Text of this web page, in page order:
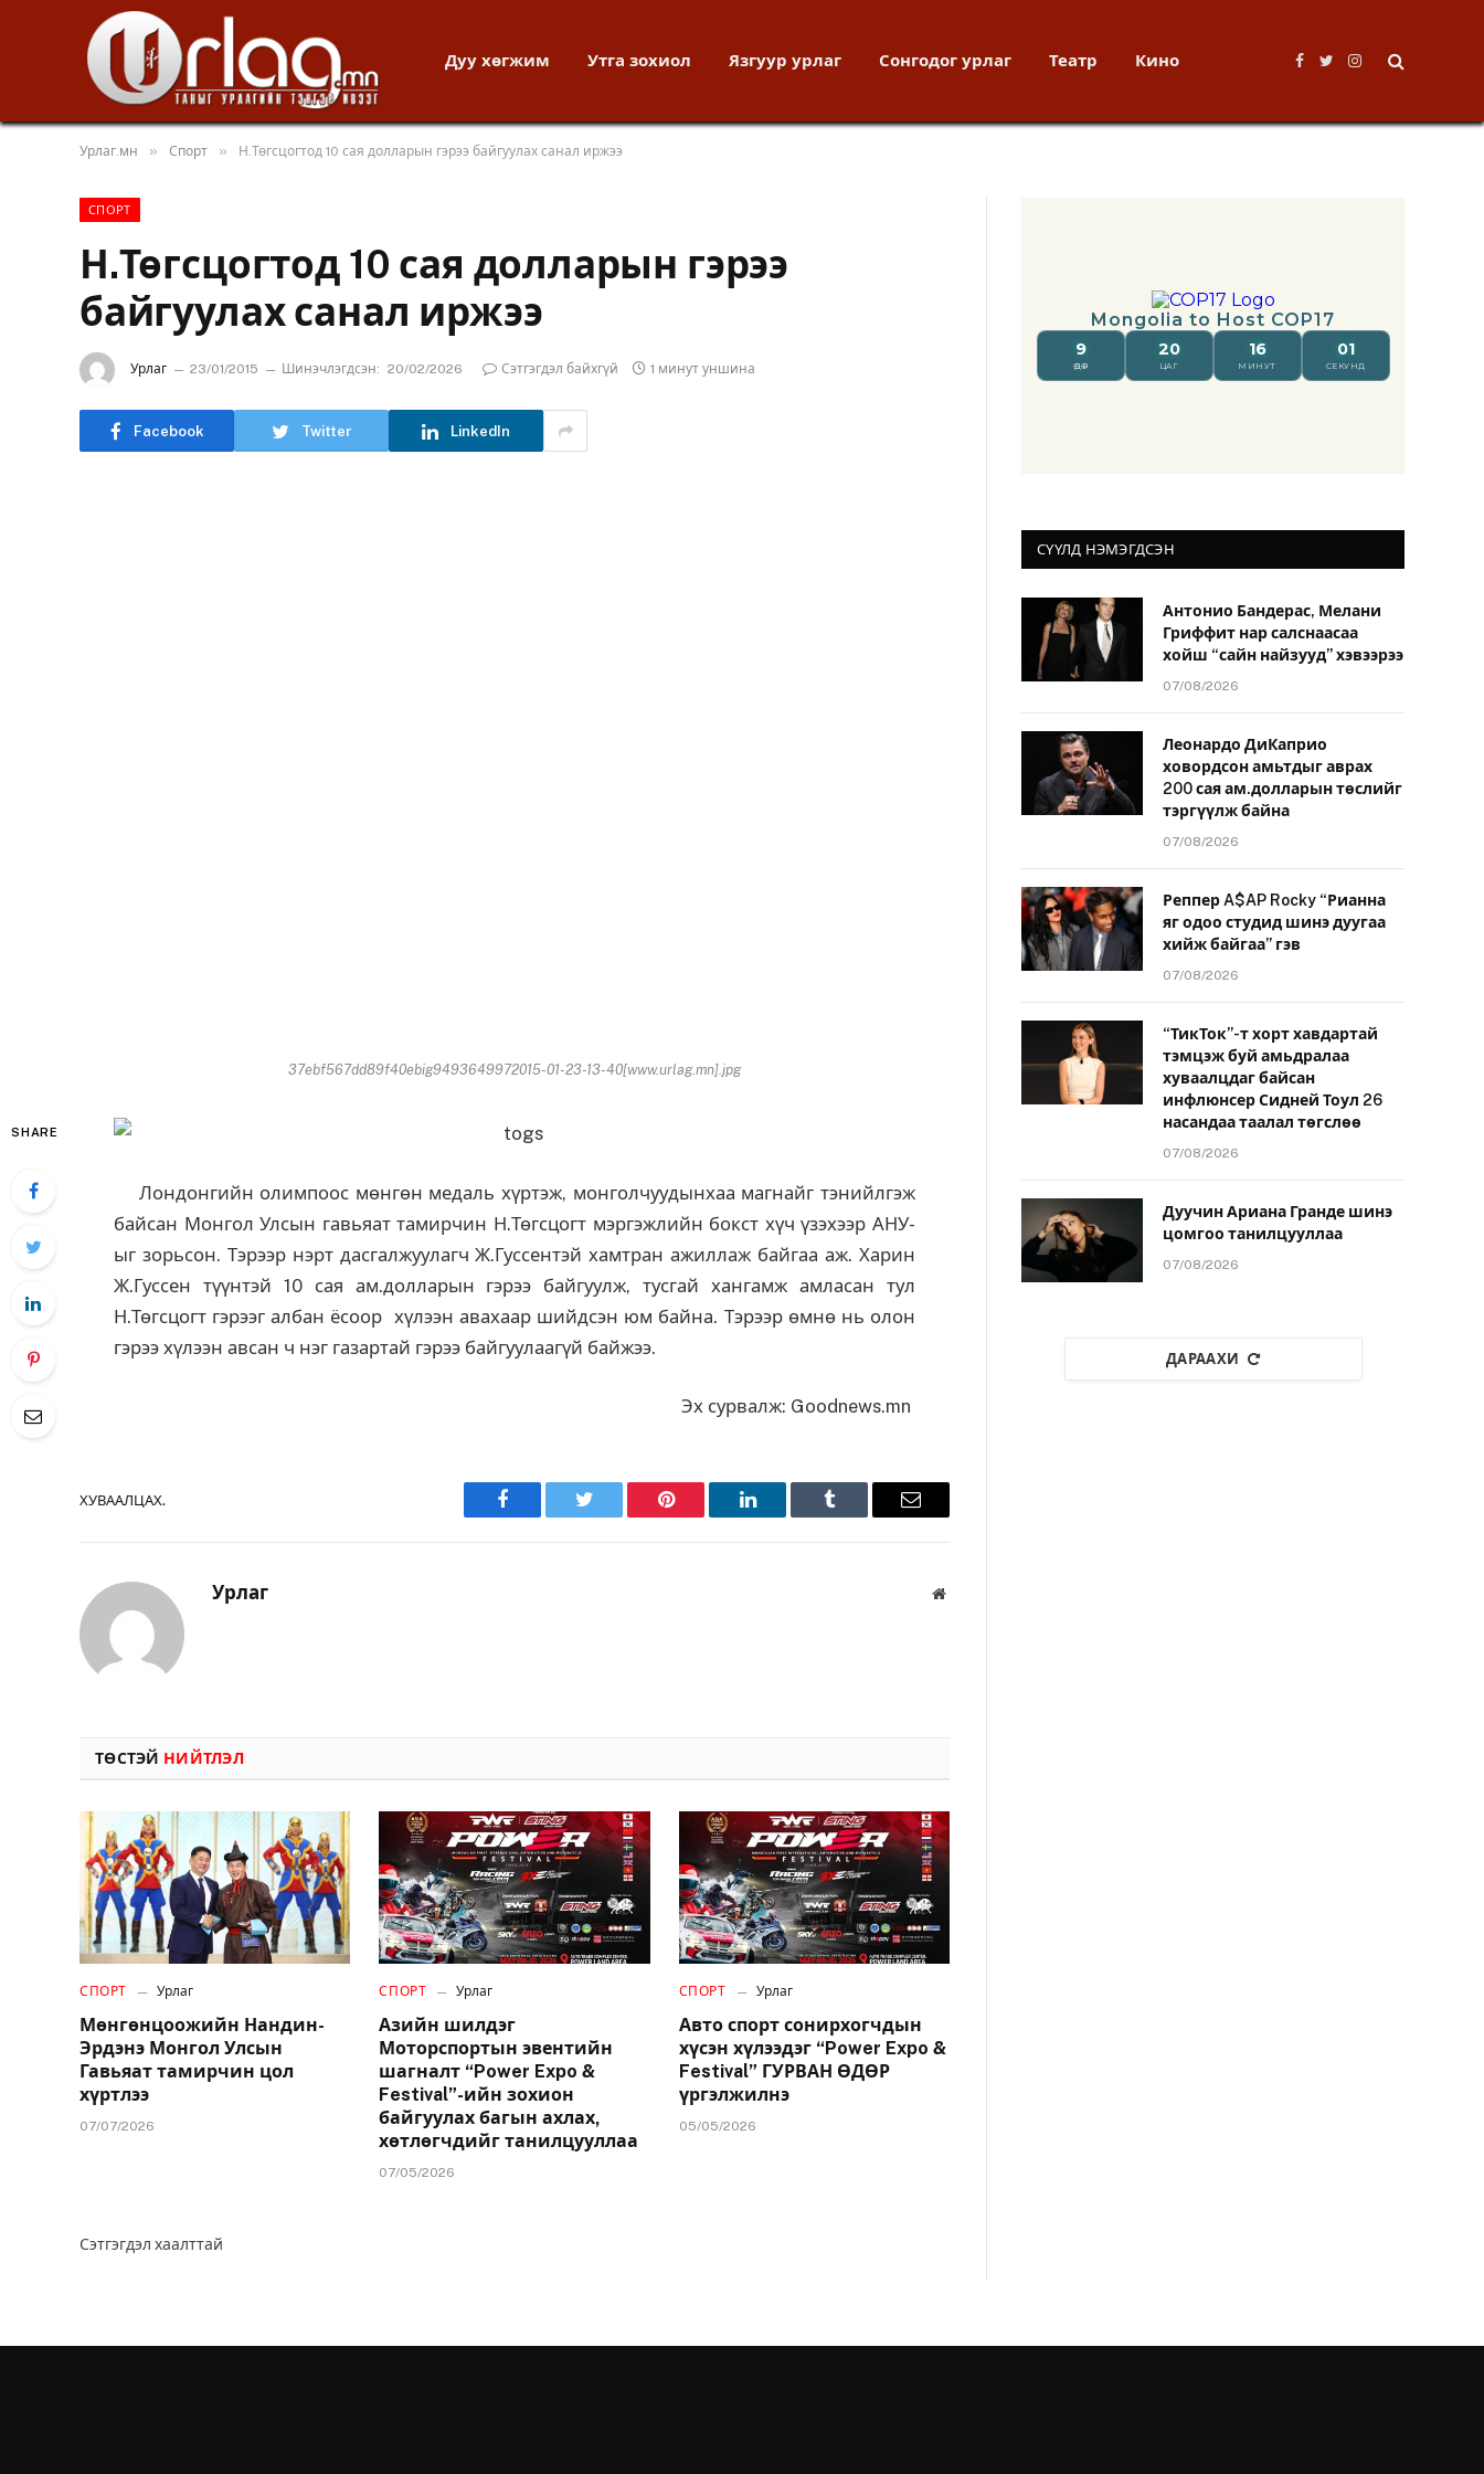
Дуу хөгжим Утга зохиол Язгуур урлаг Сонгодог урлаг Театр Кино
Facebook
TwitterInstagram
Урлаг.мн » Спорт » Н.Төгсцогтод 10 сая долларын гэрээ байгуулах санал иржээ
СПОРТ
Н.Төгсцогтод 10 сая долларын гэрээ
байгуулах санал иржээ
Урлаг 23/01/2015 Шинэчлэгдсэн: 20/02/2026 Сэтгэгдэл байхгүй 1 минут уншина
Facebook Twitter LinkedIn
37ebf567dd89f40ebig9493649972015-01-23-13-40[www.urlag.mn].jpg
SHARE
Лондонгийн олимпоос мөнгөн медаль хүртэж, монголчуудынхаа магнайг тэнийлгэж
байсан Монгол Улсын гавьяат тамирчин Н.Төгсцогт мэргэжлийн бокст хүч үзэхээр АНУ-
ыг зорьсон. Тэрээр нэрт дасгалжуулагч Ж.Гуссентэй хамтран ажиллаж байгаа аж. Харин
Ж.Гуссен түүнтэй 10 сая ам.долларын гэрээ байгуулж, тусгай хангамж амласан тул
Н.Төгсцогт гэрээг албан ёсоор хүлээн авахаар шийдсэн юм байна. Тэрээр өмнө нь олон
гэрээ хүлээн авсан ч нэг газартай гэрээ байгуулаагүй байжээ.
Эх сурвалж: Goodnews.mn
ХУВААЛЦАХ.
Facebook Twitter Pinterest LinkedIn Tumblr Имэйл
Урлаг Вэбсайт
ТӨСТЭЙ НИЙТЛЭЛ
СПОРТ Урлаг
Мөнгөнцоожийн Нандин-
Эрдэнэ Монгол Улсын
Гавьяат тамирчин цол
хүртлээ
07/07/2026
СПОРТ Урлаг
Азийн шилдэг
Моторспортын эвентийн
шагналт “Power Expo &
Festival”-ийн зохион
байгуулах багын ахлах,
хөтлөгчдийг танилцууллаа
07/05/2026
СПОРТ Урлаг
Авто спорт сонирхогчдын
хүсэн хүлээдэг “Power Expo &
Festival” ГУРВАН ӨДӨР
үргэлжилнэ
05/05/2026
Сэтгэгдэл хаалттай
СҮҮЛД НЭМЭГДСЭН
Антонио Бандерас, Мелани
Гриффит нар салснаасаа
хойш “сайн найзууд” хэвээрээ
07/08/2026
Леонардо ДиКаприо
ховордсон амьтдыг аврах
200 сая ам.долларын төслийг
тэргүүлж байна
07/08/2026
Реппер A$AP Rocky “Рианна
яг одоо студид шинэ дуугаа
хийж байгаа” гэв
07/08/2026
“ТикТок”-т хорт хавдартай
тэмцэж буй амьдралаа
хуваалцдаг байсан
инфлюнсер Сидней Тоул 26
насандаа таалал төгслөө
07/08/2026
Дуучин Ариана Гранде шинэ
цомгоо танилцууллаа
07/08/2026
ДАРААХИ